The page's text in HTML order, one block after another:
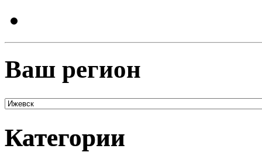
Ваш регион
Категории